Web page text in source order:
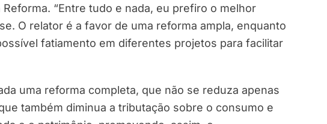
“Entre tudo e nada, eu prefiro o melhor
O relator é a favor de uma reforma ampla, enquanto
fatiamento em diferentes projetos para facilitar
uma reforma completa, que não se reduza apenas
também diminua a tributação sobre o consumo e